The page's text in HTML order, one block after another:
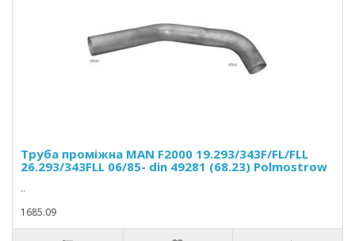
Труба проміжна MAN F2000 19.293/343F/FL/FLL
26.293/343FLL 06/85- din 49281 (68.23) Polmostrow
..
1685.09